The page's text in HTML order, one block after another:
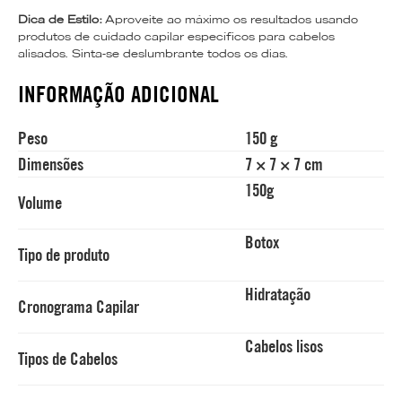
Dica de Estilo: Aproveite ao máximo os resultados usando
produtos de cuidado capilar específicos para cabelos
alisados. Sinta-se deslumbrante todos os dias.
INFORMAÇÃO ADICIONAL
Peso
150 g
Dimensões
7 × 7 × 7 cm
Volume
150g
Tipo de produto
Botox
Cronograma Capilar
Hidratação
Tipos de Cabelos
Cabelos lisos